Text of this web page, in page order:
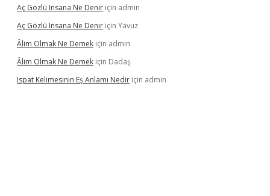
Aç Gözlü Insana Ne Denir için admin
Aç Gözlü Insana Ne Denir için Yavuz
Âlim Olmak Ne Demek için admin
Âlim Olmak Ne Demek için Dadaş
Ispat Kelimesinin Eş Anlamı Nedir için admin